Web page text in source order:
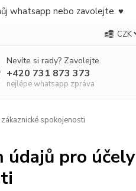
whatsapp nebo zavolejte. ♥
CZK
Nevíte si rady? Zavolejte.
+420 731 873 373
nejlépe whatsapp zpráva
spokojenosti
údajů pro